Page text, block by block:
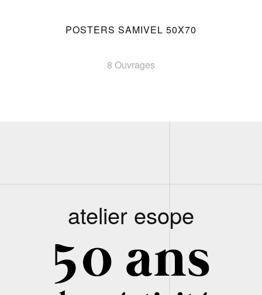
POSTERS SAMIVEL 50X70
8 Ouvrages
atelier esope